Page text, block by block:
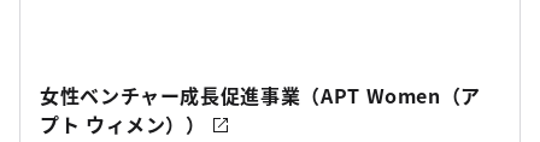
女性ベンチャー成長促進事業（APT Women（ア
プト ウィメン））